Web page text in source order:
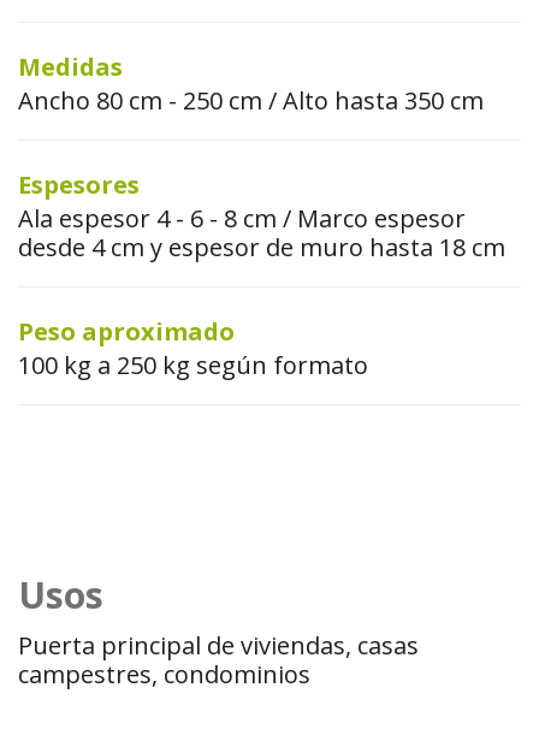
Medidas
Ancho 80 cm - 250 cm / Alto hasta 350 cm
Espesores
Ala espesor 4 - 6 - 8 cm / Marco espesor
desde 4 cm y espesor de muro hasta 18 cm
Peso aproximado
100 kg a 250 kg según formato
Usos
Puerta principal de viviendas, casas
campestres, condominios